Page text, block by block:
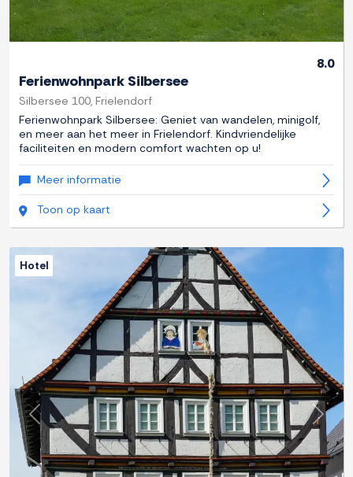
8.0
Ferienwohnpark Silbersee
Silbersee 100, Frielendorf
Ferienwohnpark Silbersee: Geniet van wandelen, minigolf,
en meer aan het meer in Frielendorf. Kindvriendelijke
faciliteiten en modern comfort wachten op u!
Meer informatie
Toon op kaart
Previous Next
Hotel